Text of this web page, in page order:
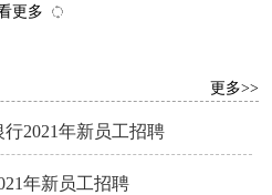
更多
更多>>
2021年新员工招聘
年新员工招聘